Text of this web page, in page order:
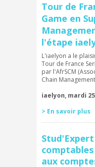
Tour de
Game en
l'étape
L'iaelyon a le
Tour de France
par l'AfrSCM
Chain
iaelyon, mardi
> En savoir plus
aux